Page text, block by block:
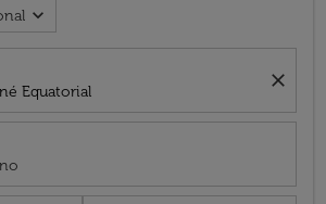
expand_more
Equatorial
close